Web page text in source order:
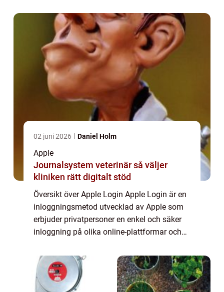
02 juni 2026 Daniel Holm
Apple
Journalsystem veterinär så väljer
kliniken rätt digitalt stöd
Översikt över Apple Login Apple Login är en
inloggningsmetod utvecklad av Apple som
erbjuder privatpersoner en enkel och säker
inloggning på olika online-plattformar och
undvika att skapa nya konton, komma ihåg
...